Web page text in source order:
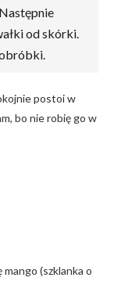
od skórki.
postoi w
bo nie robię go w
(szklanka o